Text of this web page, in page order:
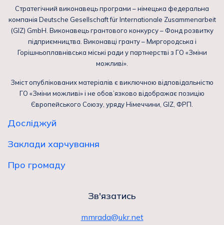
Стратегічний виконавець програми – німецька федеральна
компанія Deutsche Gesellschaft für Internationale Zusammenarbeit
(GIZ) GmbH. Виконавець грантового конкурсу – Фонд розвитку
підприємництва. Виконавці гранту – Миргородська і
Горішньоплавнівська міські ради у партнерстві з ГО «Зміни
можливі».
Зміст опублікованих матеріалів є виключною відповідальністю
ГО «Зміни можливі» і не обов’язково відображає позицію
Європейського Союзу, уряду Німеччини, GIZ, ФРП.
Досліджуй
Заклади харчування
Про громаду
Зв'язатись
mmrada@ukr.net